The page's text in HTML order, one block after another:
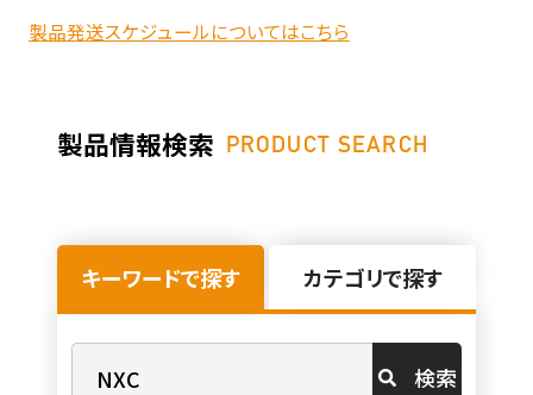
製品発送スケジュールについてはこちら
製品情報検索 PRODUCT SEARCH
キーワードで探す カテゴリで探す
検索